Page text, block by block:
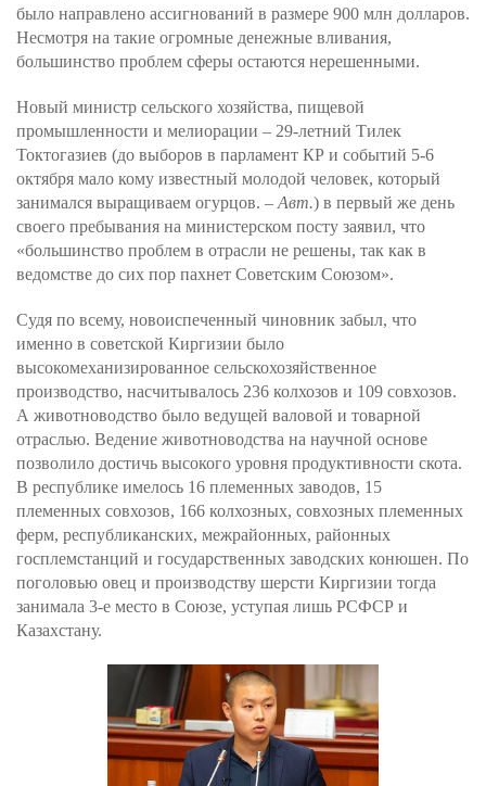
было направлено ассигнований в размере 900 млн долларов.
Несмотря на такие огромные денежные вливания,
большинство проблем сферы остаются нерешенными.
Новый министр сельского хозяйства, пищевой
промышленности и мелиорации – 29-летний Тилек
Токтогазиев (до выборов в парламент КР и событий 5-6
октября мало кому известный молодой человек, который
занимался выращиваем огурцов. – Авт.) в первый же день
своего пребывания на министерском посту заявил, что
«большинство проблем в отрасли не решены, так как в
ведомстве до сих пор пахнет Советским Союзом».
Судя по всему, новоиспеченный чиновник забыл, что
именно в советской Киргизии было
высокомеханизированное сельскохозяйственное
производство, насчитывалось 236 колхозов и 109 совхозов.
А животноводство было ведущей валовой и товарной
отраслью. Ведение животноводства на научной основе
позволило достичь высокого уровня продуктивности скота.
В республике имелось 16 племенных заводов, 15
племенных совхозов, 166 колхозных, совхозных племенных
ферм, республиканских, межрайонных, районных
госплемстанций и государственных заводских конюшен. По
поголовью овец и производству шерсти Киргизии тогда
занимала 3-е место в Союзе, уступая лишь РСФСР и
Казахстану.